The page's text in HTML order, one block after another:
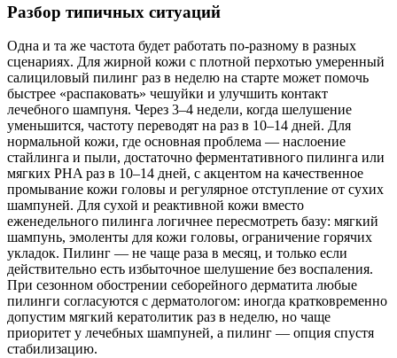
Разбор типичных ситуаций
Одна и та же частота будет работать по-разному в разных
сценариях. Для жирной кожи с плотной перхотью умеренный
салициловый пилинг раз в неделю на старте может помочь
быстрее «распаковать» чешуйки и улучшить контакт
лечебного шампуня. Через 3–4 недели, когда шелушение
уменьшится, частоту переводят на раз в 10–14 дней. Для
нормальной кожи, где основная проблема — наслоение
стайлинга и пыли, достаточно ферментативного пилинга или
мягких PHA раз в 10–14 дней, с акцентом на качественное
промывание кожи головы и регулярное отступление от сухих
шампуней. Для сухой и реактивной кожи вместо
еженедельного пилинга логичнее пересмотреть базу: мягкий
шампунь, эмоленты для кожи головы, ограничение горячих
укладок. Пилинг — не чаще раза в месяц, и только если
действительно есть избыточное шелушение без воспаления.
При сезонном обострении себорейного дерматита любые
пилинги согласуются с дерматологом: иногда кратковременно
допустим мягкий кератолитик раз в неделю, но чаще
приоритет у лечебных шампуней, а пилинг — опция спустя
стабилизацию.